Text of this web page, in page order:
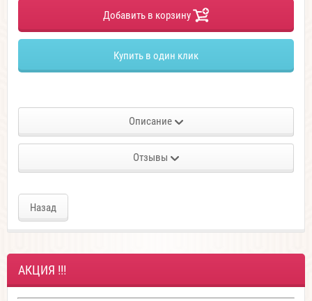
Добавить в корзину
Купить в один клик
Описание
Отзывы
Назад
АКЦИЯ !!!